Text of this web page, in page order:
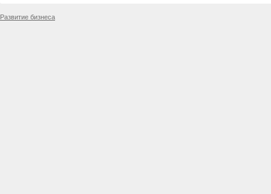
Развитие бизнеса